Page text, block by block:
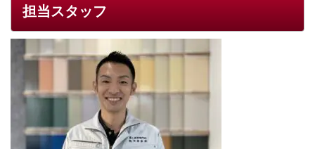
担当スタッフ